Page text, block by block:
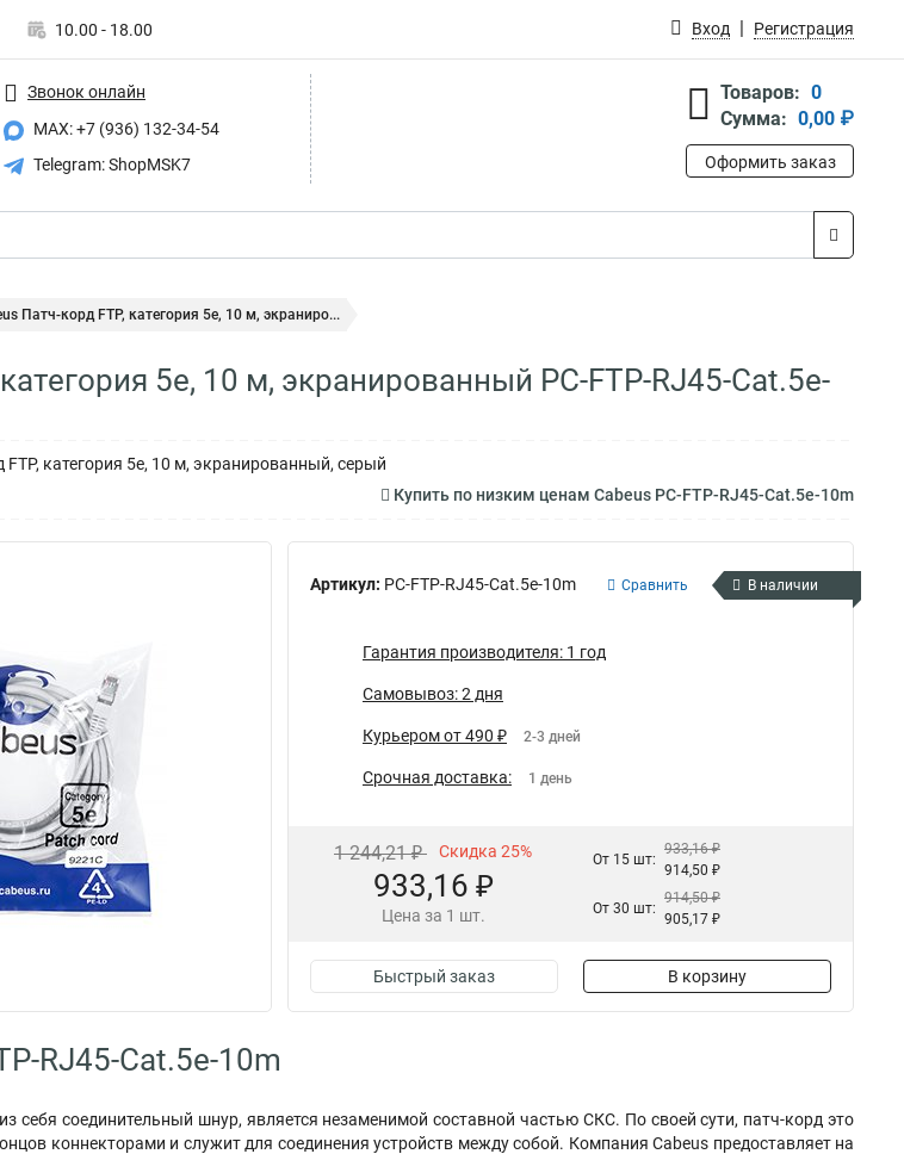
10.00 - 18.00 Вход Регистрация
Звонок онлайн
MAX: +7 (936) 132-34-54
Telegram: ShopMSK7
Товаров: 0
Сумма: 0,00 ₽
Оформить заказ
Патч-корд FTP, категория 5е, 10 м, экраниро...
5е, 10 м, экранированный PC-FTP-RJ45-Cat.5e-
категория 5е, 10 м, экранированный, серый
Купить по низким ценам Cabeus PC-FTP-RJ45-Cat.5e-10m
Артикул: PC-FTP-RJ45-Cat.5e-10m Сравнить В наличии
Гарантия производителя: 1 год
Самовывоз: 2 дня
Курьером от 490 ₽ 2-3 дней
Срочная доставка: 1 день
1 244,21 ₽ Скидка 25%
933,16 ₽
Цена за 1 шт.
От 15 шт:
933,16 ₽
914,50 ₽
От 30 шт:
914,50 ₽
905,17 ₽
Быстрый заказ В корзину
RJ45-Cat.5e-10m
себя соединительный шнур, является незаменимой составной частью СКС. По своей сути, патч-корд это
коннекторами и служит для соединения устройств между собой. Компания Cabeus предоставляет на